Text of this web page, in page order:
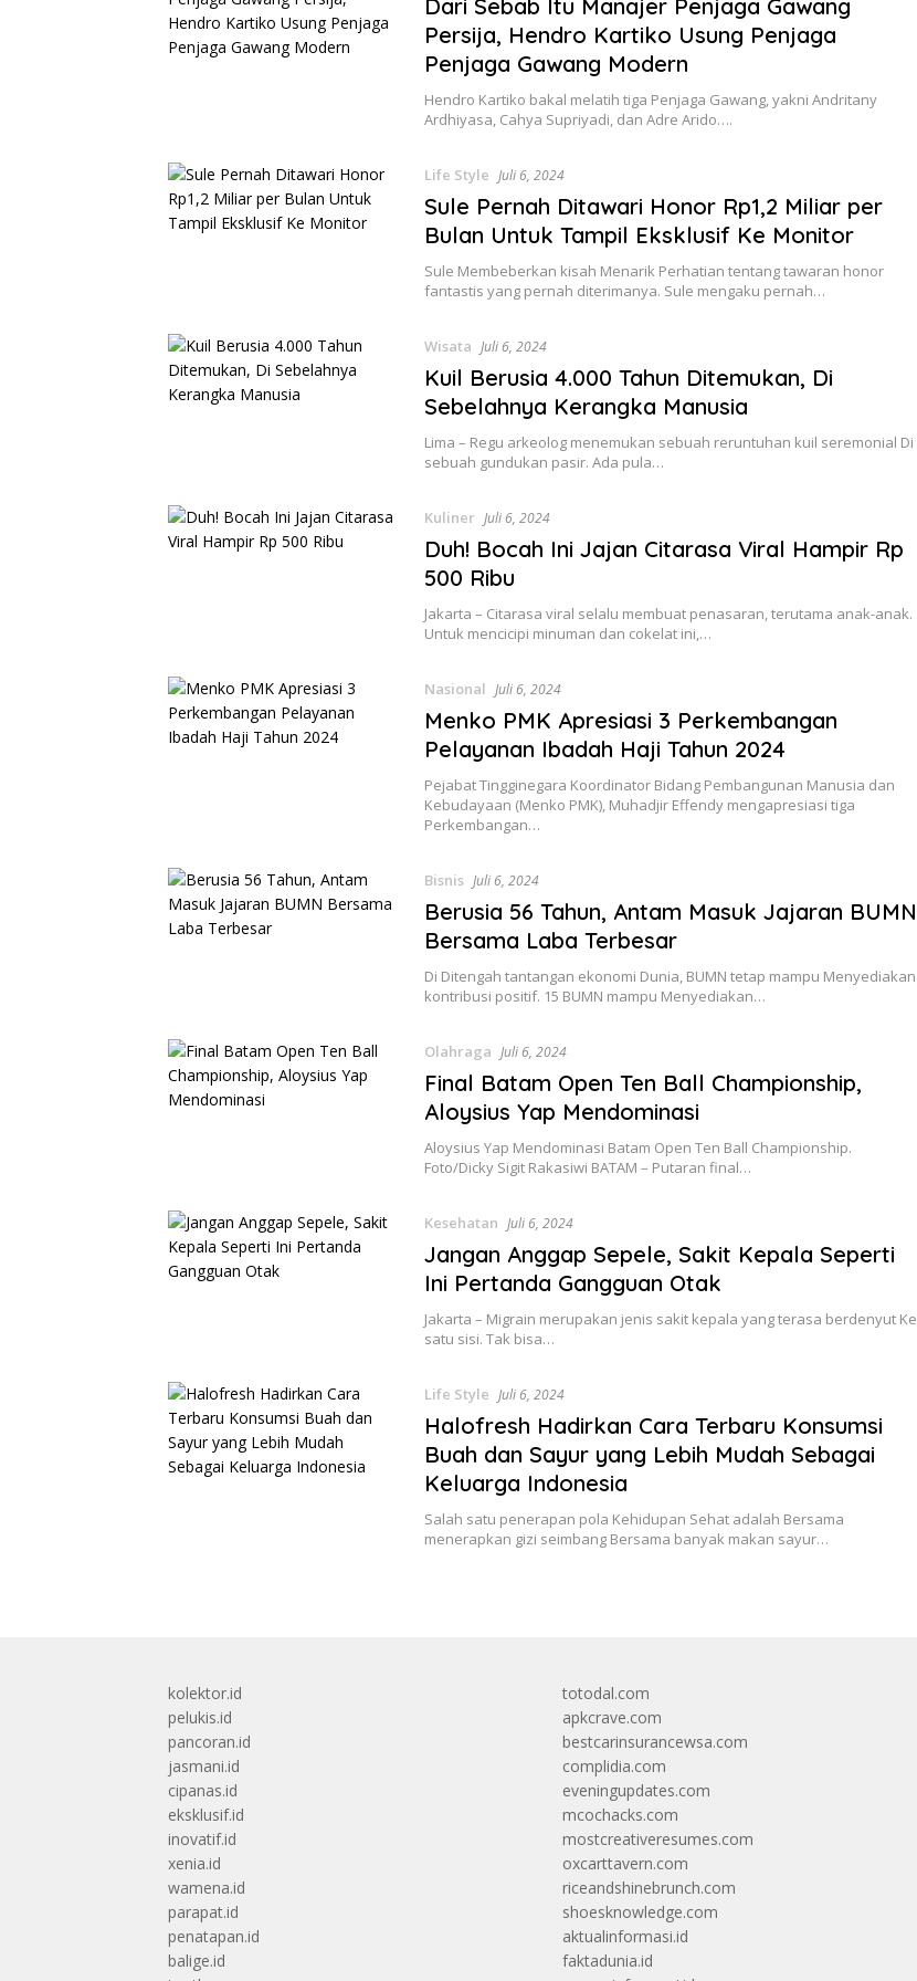
Dari Sebab Itu Manajer Penjaga Gawang
Persija, Hendro Kartiko Usung Penjaga
Penjaga Gawang Modern
Hendro Kartiko bakal melatih tiga Penjaga Gawang, yakni Andritany
Ardhiyasa, Cahya Supriyadi, dan Adre Arido….
Life Style Juli 6, 2024
Sule Pernah Ditawari Honor Rp1,2 Miliar per
Bulan Untuk Tampil Eksklusif Ke Monitor
Sule Membeberkan kisah Menarik Perhatian tentang tawaran honor
fantastis yang pernah diterimanya. Sule mengaku pernah…
Wisata Juli 6, 2024
Kuil Berusia 4.000 Tahun Ditemukan, Di
Sebelahnya Kerangka Manusia
Lima – Regu arkeolog menemukan sebuah reruntuhan kuil seremonial Di
sebuah gundukan pasir. Ada pula…
Kuliner Juli 6, 2024
Duh! Bocah Ini Jajan Citarasa Viral Hampir Rp
500 Ribu
Jakarta – Citarasa viral selalu membuat penasaran, terutama anak-anak.
Untuk mencicipi minuman dan cokelat ini,…
Nasional Juli 6, 2024
Menko PMK Apresiasi 3 Perkembangan
Pelayanan Ibadah Haji Tahun 2024
Pejabat Tingginegara Koordinator Bidang Pembangunan Manusia dan
Kebudayaan (Menko PMK), Muhadjir Effendy mengapresiasi tiga
Perkembangan…
Bisnis Juli 6, 2024
Berusia 56 Tahun, Antam Masuk Jajaran BUMN
Bersama Laba Terbesar
Di Ditengah tantangan ekonomi Dunia, BUMN tetap mampu Menyediakan
kontribusi positif. 15 BUMN mampu Menyediakan…
Olahraga Juli 6, 2024
Final Batam Open Ten Ball Championship,
Aloysius Yap Mendominasi
Aloysius Yap Mendominasi Batam Open Ten Ball Championship.
Foto/Dicky Sigit Rakasiwi BATAM – Putaran final…
Kesehatan Juli 6, 2024
Jangan Anggap Sepele, Sakit Kepala Seperti
Ini Pertanda Gangguan Otak
Jakarta – Migrain merupakan jenis sakit kepala yang terasa berdenyut Ke
satu sisi. Tak bisa…
Life Style Juli 6, 2024
Halofresh Hadirkan Cara Terbaru Konsumsi
Buah dan Sayur yang Lebih Mudah Sebagai
Keluarga Indonesia
Salah satu penerapan pola Kehidupan Sehat adalah Bersama
menerapkan gizi seimbang Bersama banyak makan sayur…
kolektor.id
pelukis.id
pancoran.id
jasmani.id
cipanas.id
eksklusif.id
inovatif.id
xenia.id
wamena.id
parapat.id
penatapan.id
balige.id
totodal.com
apkcrave.com
bestcarinsurancewsa.com
complidia.com
eveningupdates.com
mcochacks.com
mostcreativeresumes.com
oxcarttavern.com
riceandshinebrunch.com
shoesknowledge.com
aktualinformasi.id
faktadunia.id